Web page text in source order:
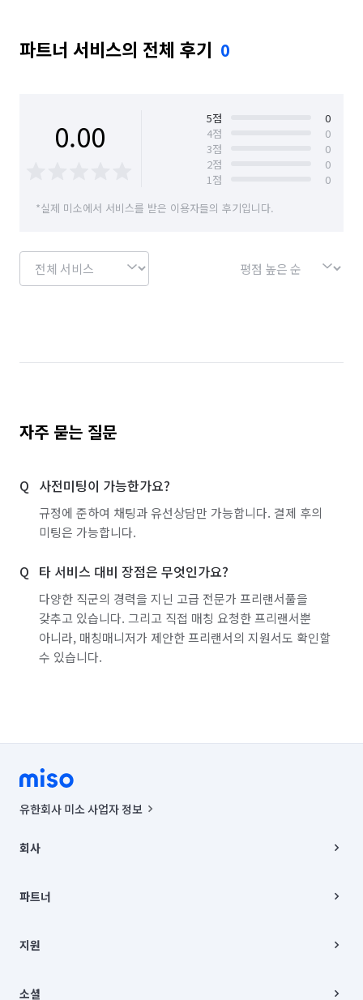
파트너 서비스의 전체 후기 0
0.00 5점
0
4점
0
3점
0
2점
0
1점
0
*실제 미소에서 서비스를 받은 이용자들의 후기입니다.
자주 묻는 질문
사전미팅이 가능한가요?
규정에 준하여 채팅과 유선상담만 가능합니다. 결제 후의
미팅은 가능합니다.
타 서비스 대비 장점은 무엇인가요?
다양한 직군의 경력을 지닌 고급 전문가 프리랜서풀을
갖추고 있습니다. 그리고 직접 매칭 요청한 프리랜서뿐
아니라, 매칭매니저가 제안한 프리랜서의 지원서도 확인할
수 있습니다.
유한회사 미소 사업자 정보
00019 |
주소 | 본사: 서울특별시 종로구 율곡로 6(중학동, 트윈트리빌딩) B동 5층
컨택센터 : 서울특별시 종로구 수송동 율곡로 24, 7층, 8층 미소
상품, 상품정보, 거래에 관한 의무와 책임은 거래당사자에게 있습니다.
언론 보도 관련 문의:
© 유한회사 미소. Miso, Inc. All Rights Reserved.
회사
채용
파트너
이사
지원
이용약관
소셜